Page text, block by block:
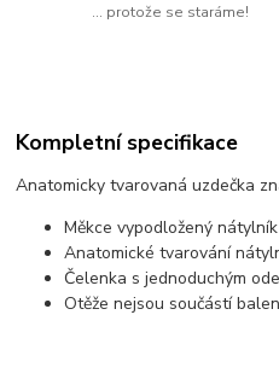
... protože se staráme!
Kompletní specifikace
Anatomicky tvarovaná uzdečka
Měkce vypodložený
Anatomické tvarování
Čelenka s jednoduchým
Otěže nejsou součástí